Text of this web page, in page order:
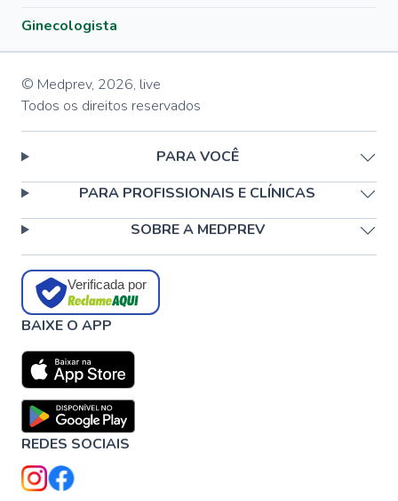
Ginecologista
© Medprev, 2026, live
Todos os direitos reservados
PARA VOCÊ
PARA PROFISSIONAIS E CLÍNICAS
SOBRE A MEDPREV
Verificada por
BAIXE O APP
REDES SOCIAIS